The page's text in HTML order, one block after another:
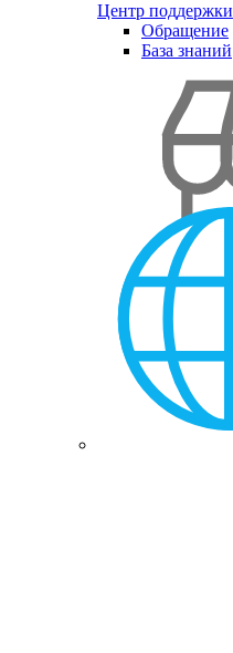
Центр поддержки
Обращение
База знаний